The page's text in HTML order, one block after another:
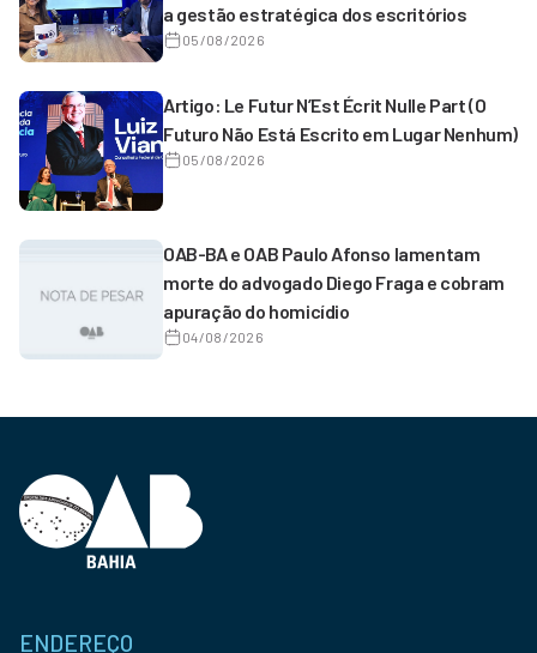
a gestão estratégica dos escritórios
05/08/2026
Artigo: Le Futur N’Est Écrit Nulle Part (O
Futuro Não Está Escrito em Lugar Nenhum)
05/08/2026
OAB-BA e OAB Paulo Afonso lamentam
morte do advogado Diego Fraga e cobram
apuração do homicídio
04/08/2026
ENDEREÇO